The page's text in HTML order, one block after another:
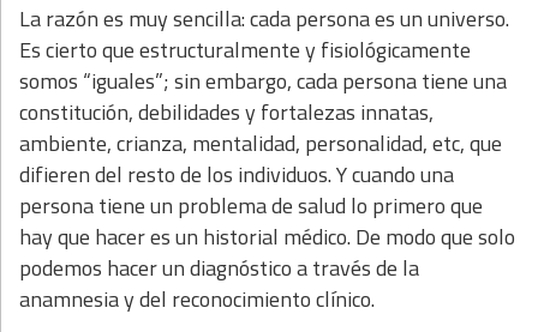
La razón es muy sencilla: cada persona es un universo.
Es cierto que estructuralmente y fisiológicamente
somos “iguales”; sin embargo, cada persona tiene una
constitución, debilidades y fortalezas innatas,
ambiente, crianza, mentalidad, personalidad, etc, que
difieren del resto de los individuos. Y cuando una
persona tiene un problema de salud lo primero que
hay que hacer es un historial médico. De modo que solo
podemos hacer un diagnóstico a través de la
anamnesia y del reconocimiento clínico.